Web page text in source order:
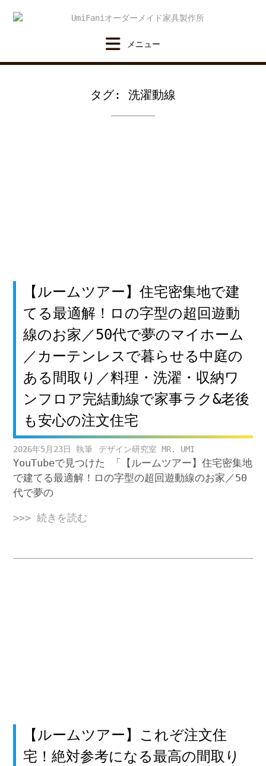
タグ: 洗濯動線
【ルームツアー】住宅密集地で建
てる最適解！ロの字型の超回遊動
線のお家／50代で夢のマイホーム
／カーテンレスで暮らせる中庭の
ある間取り／料理・洗濯・収納ワ
ンフロア完結動線で家事ラク&老後
も安心の注文住宅
2026年5月23日 デザイン研究室 MR. UMI
YouTubeで見つけた 「【ルームツアー】住宅密集地
で建てる最適解！ロの字型の超回遊動線のお家／50
代で夢の
>>> 続きを読む
【ルームツアー】これぞ注文住
宅！絶対参考になる最高の間取り